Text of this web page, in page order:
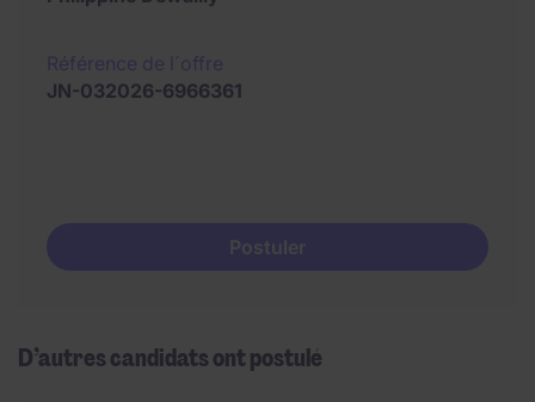
JN-032026-6966361
Postuler
D’autres candidats ont postulé